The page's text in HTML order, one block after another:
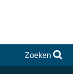
Zoeken